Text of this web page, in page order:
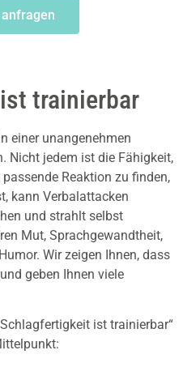
trainierbar
einer unangenehmen
Nicht jedem ist die Fähigkeit,
Reaktion zu finden,
kann Verbalattacken
und strahlt selbst
Mut, Sprachgewandtheit,
Wir zeigen Ihnen, dass
geben Ihnen viele
ist trainierbar“